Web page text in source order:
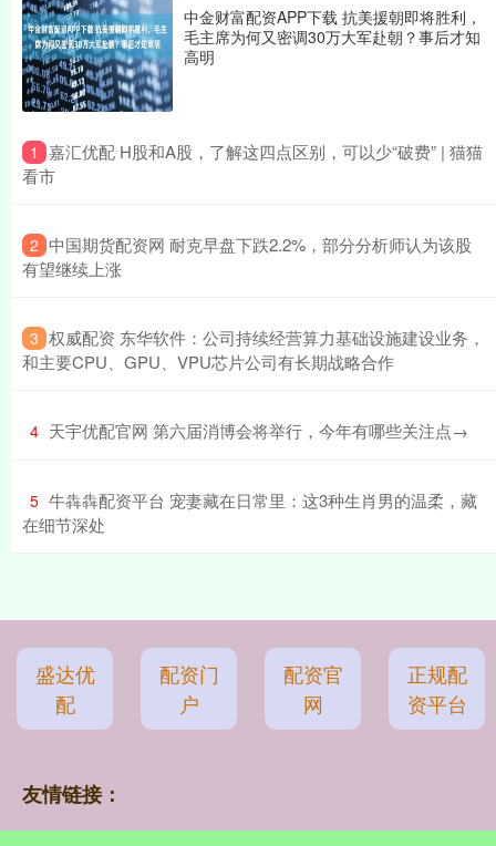
中金财富配资APP下载 抗美援朝即将胜利，
毛主席为何又密调30万大军赴朝？事后才知
高明
1 ​嘉汇优配 H股和A股，了解这四点区别，可以少“破费” | 猫猫
看市
2 ​中国期货配资网 耐克早盘下跌2.2%，部分分析师认为该股
有望继续上涨
3 ​权威配资 东华软件：公司持续经营算力基础设施建设业务，
和主要CPU、GPU、VPU芯片公司有长期战略合作
4 ​天宇优配官网 第六届消博会将举行，今年有哪些关注点→
5 ​牛犇犇配资平台 宠妻藏在日常里：这3种生肖男的温柔，藏
在细节深处
盛达优
配
配资门
户
配资官
网
正规配
资平台
友情链接：